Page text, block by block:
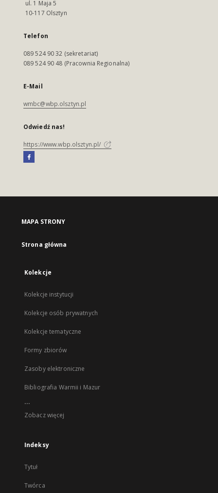
ul. 1 Maja 5
10-117 Olsztyn
Telefon
089 524 90 32 (sekretariat)
089 524 90 48 (Pracownia Regionalna)
E-Mail
wmbc@wbp.olsztyn.pl
Odwiedź nas!
https://www.wbp.olsztyn.pl/
MAPA STRONY
Strona główna
Kolekcje
Kolekcje instytucji
Kolekcje osób prywatnych
Kolekcje tematyczne
Formy zbiorów
Zasoby elektroniczne
Bibliografia Warmii i Mazur
...
Zobacz więcej
Indeksy
Tytuł
Twórca